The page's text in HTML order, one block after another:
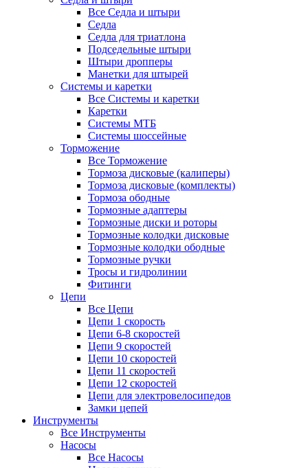
Все Седла и штыри
Седла
Седла для триатлона
Подседельные штыри
Штыри дропперы
Манетки для штырей
Системы и каретки
Все Системы и каретки
Каретки
Системы МТБ
Системы шоссейные
Торможение
Все Торможение
Тормоза дисковые (калиперы)
Тормоза дисковые (комплекты)
Тормоза ободные
Тормозные адаптеры
Тормозные диски и роторы
Тормозные колодки дисковые
Тормозные колодки ободные
Тормозные ручки
Тросы и гидролинии
Фитинги
Цепи
Все Цепи
Цепи 1 скорость
Цепи 6-8 скоростей
Цепи 9 скоростей
Цепи 10 скоростей
Цепи 11 скоростей
Цепи 12 скоростей
Цепи для электровелосипедов
Замки цепей
Инструменты
Все Инструменты
Насосы
Все Насосы